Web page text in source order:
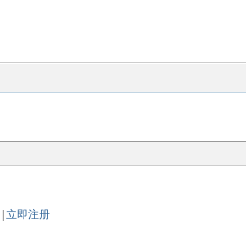
|立即注册